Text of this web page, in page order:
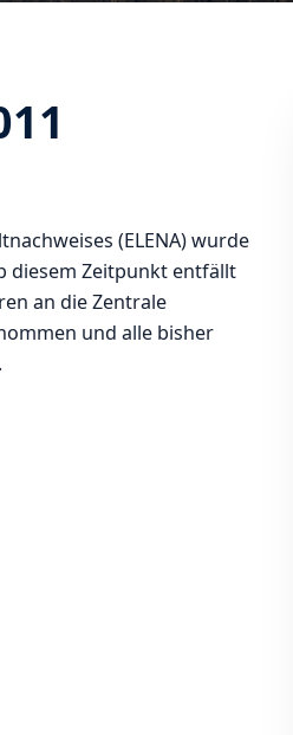
(ELENA) wurde
diesem Zeitpunkt entfällt
an die Zentrale
und alle bisher